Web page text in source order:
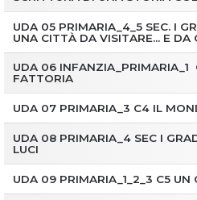
UDA 05 PRIMARIA_4_5 SEC. I
UNA CITTÀ DA VISITARE… E DA
UDA 06 INFANZIA_PRIMARIA_1
FATTORIA
UDA 07 PRIMARIA_3 C4 IL
UDA 08 PRIMARIA_4 SEC I
LUCI
UDA 09 PRIMARIA_1_2_3 C5 UN